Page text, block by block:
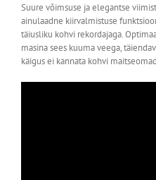
Suure võimsuse ja elegantse
ainulaadne kiirvalmistuse
täiusliku kohvi rekordajaga.
masina sees kuuma veega,
käigus ei kannata kohvi